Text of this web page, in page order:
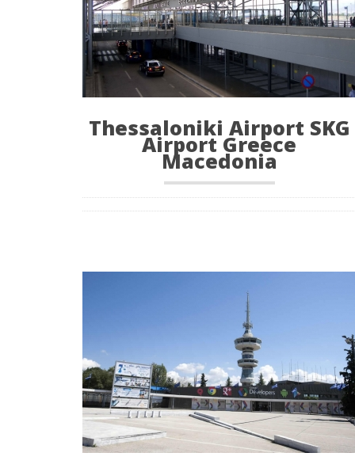
Thessaloniki Airport SKG
Airport Greece
Macedonia